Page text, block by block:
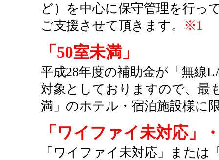
ど）を中心に保守管理を行っ
ご支援させて頂きます。
※1
「50室未満」
平成28年度の補助金が「無線
対象としておりますので、最
満」のホテル・宿泊施設様に
「ワイファイ未対応」
「ワイファイ未対応」また